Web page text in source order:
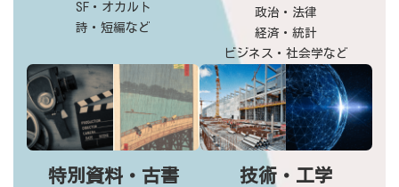
SF・オカルト
詩・短編など
政治・法律
経済・統計
ビジネス・社会学など
特別資料・古書 技術・工学